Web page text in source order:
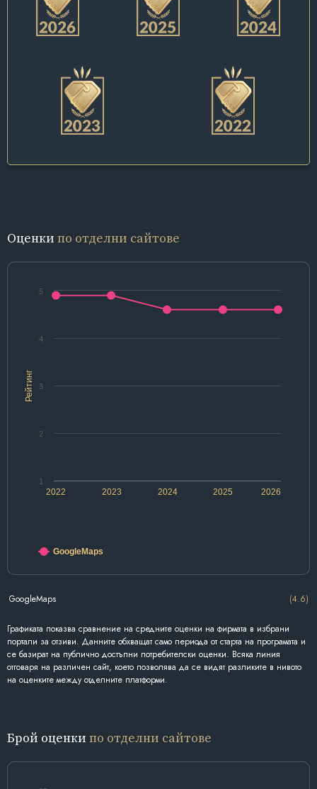
Оценки по отделни сайтове
Рейтинг
2022 2024 2026
2023 2025
1
2
3
4
5
GoogleMaps
GoogleMaps (4.6)
Графиката показва сравнение на средните оценки на фирмата в избрани
портали за отзиви. Данните обхващат само периода от старта на програмата и
се базират на публично достъпни потребителски оценки. Всяка линия
отговаря на различен сайт, което позволява да се видят разликите в нивото
на оценките между отделните платформи.
Брой оценки по отделни сайтове